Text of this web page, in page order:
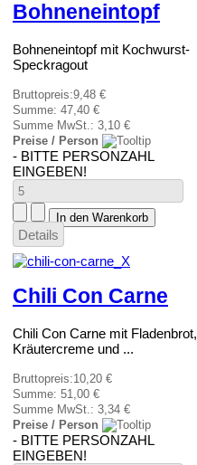
Bohneneintopf
Bohneneintopf mit Kochwurst-
Speckragout
Bruttopreis:9,48 €
Summe: 47,40 €
Summe MwSt.: 3,10 €
Preise / Person
- BITTE PERSONZAHL
EINGEBEN!
Details
Chili Con Carne
Chili Con Carne mit Fladenbrot,
Kräutercreme und ...
Bruttopreis:10,20 €
Summe: 51,00 €
Summe MwSt.: 3,34 €
Preise / Person
- BITTE PERSONZAHL
EINGEBEN!